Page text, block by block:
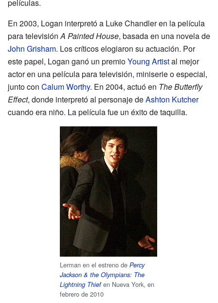
películas.
En 2003, Logan interpretó a Luke Chandler en la película
para televisiónA Painted House, basada en una novela de
John Grisham. Los críticos elogiaron su actuación. Por
este papel, Logan ganó un premioYoung Artistal mejor
actor en una película para televisión, miniserie o especial,
junto con Calum Worthy. En 2004, actuó en The Butterfly
Effect, donde interpretó al personaje deAshton Kutcher
cuando era niño. La película fue un éxito de taquilla.
Lerman en el estreno de Percy
Jackson & the Olympians: The
Lightning Thiefen Nueva York, en
febrero de 2010